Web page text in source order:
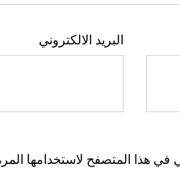
البريد الالكتروني
في هذا المتصفح لاستخدامها